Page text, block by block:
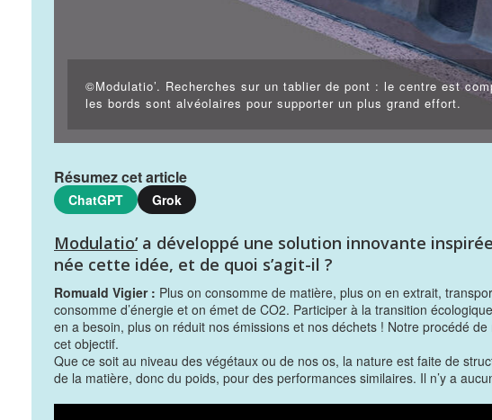
©Modulatio’. Recherches sur un tablier de pont : le centre est
les bords sont alvéolaires pour supporter un plus grand effort.
Résumez cet article
ChatGPT Grok
Modulatio’a développé une solution innovante
née cette idée, et de quoi s’agit-il ?
Romuald Vigier : Plus on consomme de matière, plus on en extrait,
consomme d’énergie et on émet de CO2. Participer à la transition
en a besoin, plus on réduit nos émissions et nos déchets ! Notre procédé
cet objectif.
Que ce soit au niveau des végétaux ou de nos os, la nature est faite de
de la matière, donc du poids, pour des performances similaires. Il n’y a